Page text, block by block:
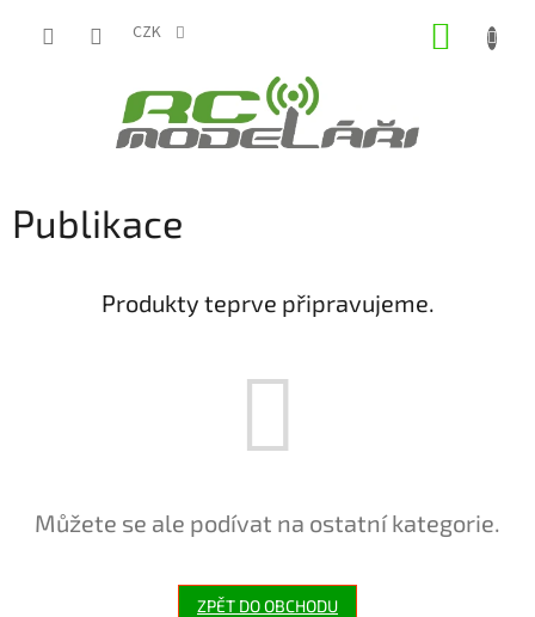
CZK
Publikace
Produkty teprve připravujeme.
Můžete se ale podívat na ostatní kategorie.
ZPĚT DO OBCHODU